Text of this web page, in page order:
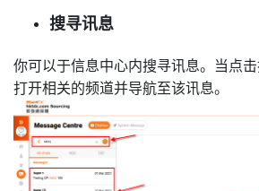
搜寻讯息
你可以于信息中心内搜寻讯息。当点
打开相关的频道并导航至该讯息。